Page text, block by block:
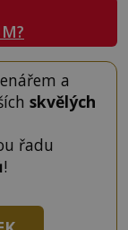
a
skvělých
řadu
!